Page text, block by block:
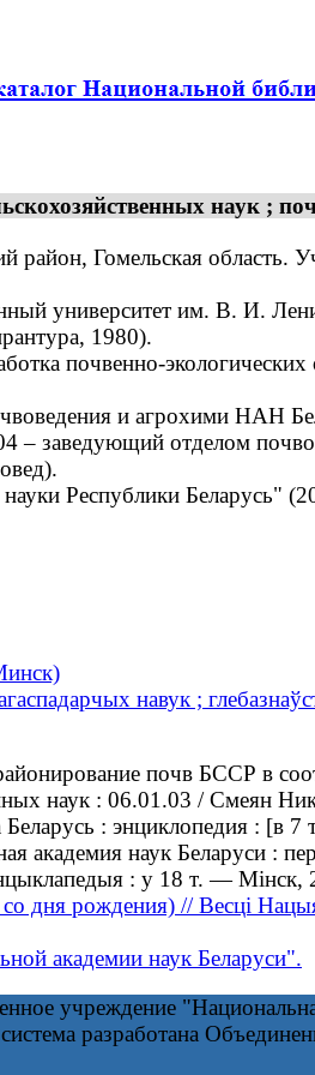
наук ;
Гомельская область.
университет им. В. И.
1980).
почвенно-экологических
и агрохими НАН
заведующий отделом
Республики Беларусь"
навук ;
почв БССР в
наук : 06.01.03 / Смеян
: энциклопедия :
академия наук Беларуси
: у 18 т. —
дня рождения) // Весці
академии наук Беларуси".
учреждение
разработана